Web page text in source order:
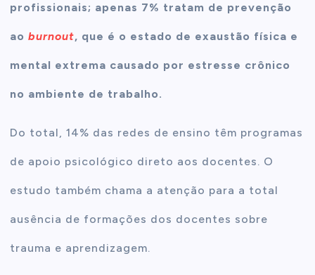
profissionais; apenas 7% tratam de prevenção
aoburnout, que é o estado de exaustão física e
mental extrema causado por estresse crônico
no ambiente de trabalho.
Do total, 14% das redes de ensino têm programas
de apoio psicológico direto aos docentes. O
estudo também chama a atenção para a total
ausência de formações dos docentes sobre
trauma e aprendizagem.